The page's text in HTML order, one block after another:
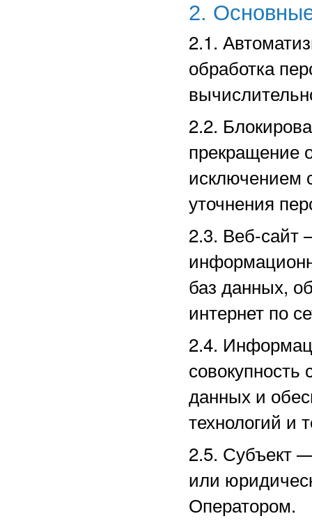
2.
2.1.
обработка
2.2.
прекращение
исключением
уточнения
2.3. Веб-сайт
баз данных,
интернет по
2.4.
данных и
технологий и
2.5. Субъект
или
Оператором.